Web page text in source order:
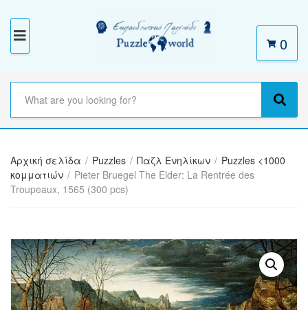
M
N
U
a
t
g
o
r
a
m
e
S
a
r
h
t
e
S
e
a
c
0
Αρχική σελίδα / Puzzles / Παζλ Ενηλίκων / Puzzles <1000
κομματιών / Pieter Bruegel The Elder: La Rentrée des
Troupeaux, 1565 (300 pcs)